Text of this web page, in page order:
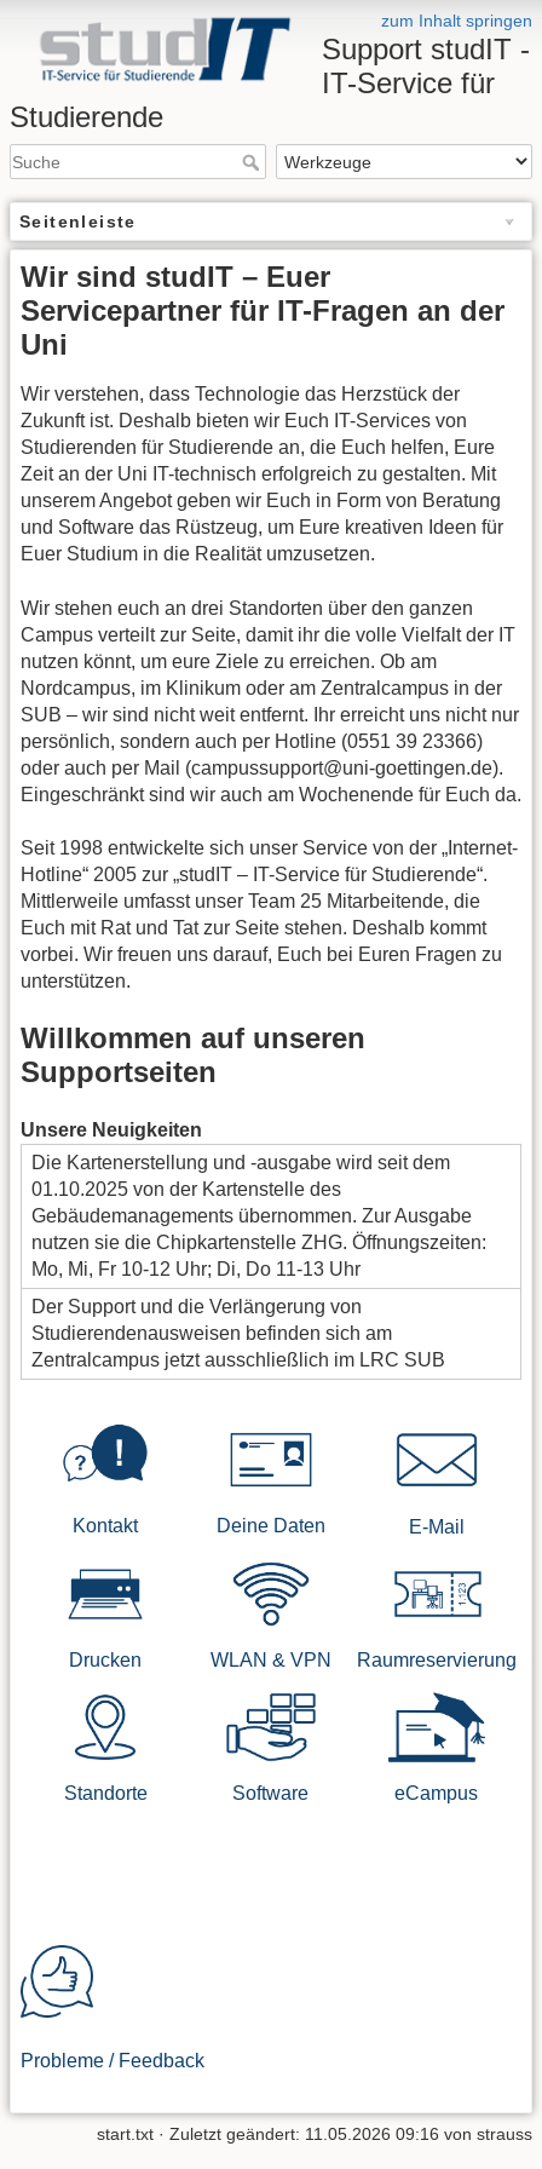
zum Inhalt springen
Support studIT -
IT-Service für
Studierende
Seitenleiste
Wir sind studIT – Euer
Servicepartner für IT-Fragen an der
Uni
Wir verstehen, dass Technologie das Herzstück der
Zukunft ist. Deshalb bieten wir Euch IT-Services von
Studierenden für Studierende an, die Euch helfen, Eure
Zeit an der Uni IT-technisch erfolgreich zu gestalten. Mit
unserem Angebot geben wir Euch in Form von Beratung
und Software das Rüstzeug, um Eure kreativen Ideen für
Euer Studium in die Realität umzusetzen.
Wir stehen euch an drei Standorten über den ganzen
Campus verteilt zur Seite, damit ihr die volle Vielfalt der IT
nutzen könnt, um eure Ziele zu erreichen. Ob am
Nordcampus, im Klinikum oder am Zentralcampus in der
SUB – wir sind nicht weit entfernt. Ihr erreicht uns nicht nur
persönlich, sondern auch per Hotline (0551 39 23366)
oder auch per Mail (campussupport@uni-goettingen.de).
Eingeschränkt sind wir auch am Wochenende für Euch da.
Seit 1998 entwickelte sich unser Service von der „Internet-
Hotline“ 2005 zur „studIT – IT-Service für Studierende“.
Mittlerweile umfasst unser Team 25 Mitarbeitende, die
Euch mit Rat und Tat zur Seite stehen. Deshalb kommt
vorbei. Wir freuen uns darauf, Euch bei Euren Fragen zu
unterstützen.
Willkommen auf unseren
Supportseiten
Unsere Neuigkeiten
Die Kartenerstellung und -ausgabe wird seit dem
01.10.2025 von der Kartenstelle des
Gebäudemanagements übernommen. Zur Ausgabe
nutzen sie die Chipkartenstelle ZHG. Öffnungszeiten:
Mo, Mi, Fr 10-12 Uhr; Di, Do 11-13 Uhr
Der Support und die Verlängerung von
Studierendenausweisen befinden sich am
Zentralcampus jetzt ausschließlich im LRC SUB
Kontakt Deine Daten E-Mail
Drucken WLAN & VPN Raumreservierung
Standorte Software eCampus
Probleme / Feedback
start.txt · Zuletzt geändert: 11.05.2026 09:16 von strauss